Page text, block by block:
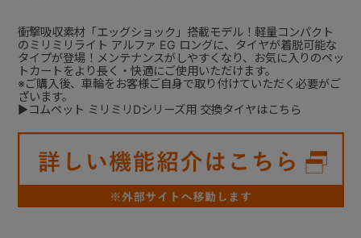
衝撃吸収素材「エッグショック」搭載モデル！軽量コンパクト
のミリミリライト アルファ EG ロングに、タイヤが着脱可能な
タイプが登場！メンテナンスがしやすくなり、お気に入りのペッ
トカートをより長く・快適にご使用いただけます。
※ご購入後、車輪をお客様ご自身で取り付けていただく必要がご
ざいます。
▶コムペット ミリミリDシリーズ用 交換タイヤはこちら